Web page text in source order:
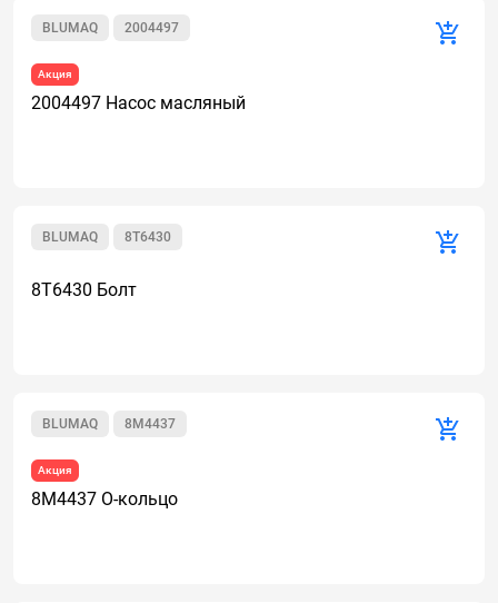
2004497
BLUMAQ
Акция
2004497 Насос масляный
8T6430
BLUMAQ
8T6430 Болт
8M4437
BLUMAQ
Акция
8M4437 О-кольцо